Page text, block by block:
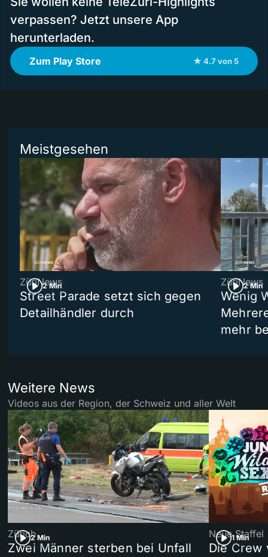
verpassen? Jetzt unsere App
herunterladen.
Zum Play Store ★ 4.7 von 5
Meistgesehen
2 Min
ZüriNews
Street Parade setzt sich gegen
Detailhändler durch
2 Min
ZüriNews
Wenig
mehr
Weitere News
Videos aus der Region, der Schweiz und aller Welt
2 Min
Zürich
Zwei Männer sterben bei Unfall
1 Min
Neue Staffel
Die Crew